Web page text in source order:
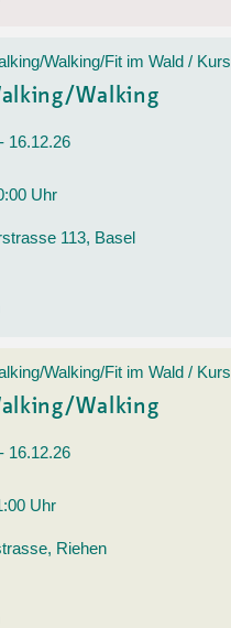
Walking/Fit im Wald / Kurs
Walking
16.12.26
Uhr
113, Basel
Walking/Fit im Wald / Kurs
Walking
16.12.26
Uhr
Riehen